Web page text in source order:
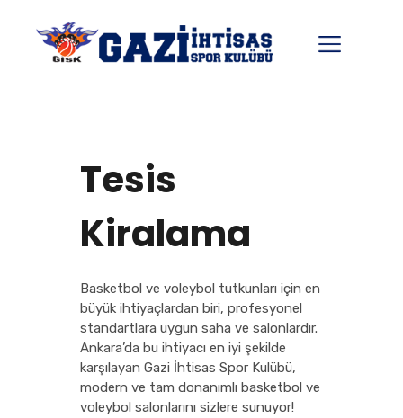
Tesis
Kiralama
Basketbol ve voleybol tutkunları için en
büyük ihtiyaçlardan biri, profesyonel
standartlara uygun saha ve salonlardır.
Ankara’da bu ihtiyacı en iyi şekilde
karşılayan Gazi İhtisas Spor Kulübü,
modern ve tam donanımlı basketbol ve
voleybol salonlarını sizlere sunuyor!